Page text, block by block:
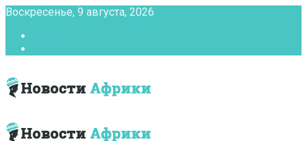
Воскресенье, 9 августа, 2026